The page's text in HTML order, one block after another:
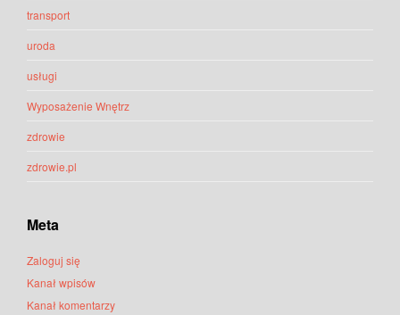
transport
uroda
usługi
Wyposażenie Wnętrz
zdrowie
zdrowie.pl
Meta
Zaloguj się
Kanał wpisów
Kanał komentarzy